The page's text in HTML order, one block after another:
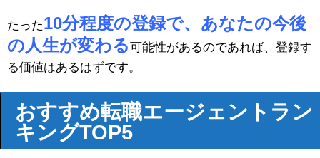
たった10分程度の登録で、あなたの今後
の人生が変わる可能性があるのであれば、登録す
る価値はあるはずです。
おすすめ転職エージェントラン
キングTOP5